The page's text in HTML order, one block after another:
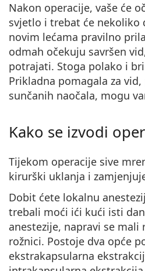
Nakon operacije, vaše će
svjetlo i trebat će nekoliko
novim lećama pravilno
odmah očekuju savršen
potrajati. Stoga polako i
Prikladna pomagala za
sunčanih naočala, mogu
Kako se izvodi
Tijekom operacije sive
kirurški uklanja i
Dobit ćete lokalnu
trebali moći ići kući isti
anestezije, napravi se mali
rožnici. Postoje dva opće
ekstrakapsularna